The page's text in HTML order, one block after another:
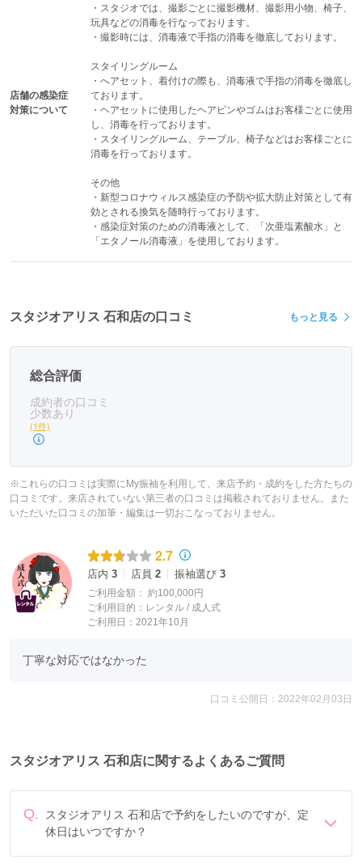
店舗の感染症
対策について
・スタジオでは、撮影ごとに撮影機材、撮影用小物、椅子、
玩具などの消毒を行なっております。
・撮影時には、消毒液で手指の消毒を徹底しております。
スタイリングルーム
・へアセット、着付けの際も、消毒液で手指の消毒を徹底し
ております。
・ヘアセットに使用したヘアピンやゴムはお客様ごとに使用
し、消毒を行っております。
・スタイリングルーム、テーブル、椅子などはお客様ごとに
消毒を行っております。
その他
・新型コロナウィルス感染症の予防や拡大防止対策として有
効とされる換気を随時行っております。
・感染症対策のための消毒液として、「次亜塩素酸水」と
「エタノール消毒液」を使用しております。
スタジオアリス 石和店の口コミ もっと見る
総合評価
成約者の口コミ
少数あり
(1件)
※これらの口コミは実際にMy振袖を利用して、来店予約・成約をした方たちの
口コミです。来店されていない第三者の口コミは掲載されておりません。また
いただいた口コミの加筆・編集は一切おこなっておりません。
2.7
店内 3 店員 2 振袖選び 3
ご利用金額： 約100,000円
ご利用目的： レンタル / 成人式
ご利用日：2021年10月
丁寧な対応ではなかった
口コミ公開日：2022年02月03日
スタジオアリス 石和店に関するよくあるご質問
Q.
スタジオアリス 石和店で予約をしたいのですが、定
休日はいつですか？